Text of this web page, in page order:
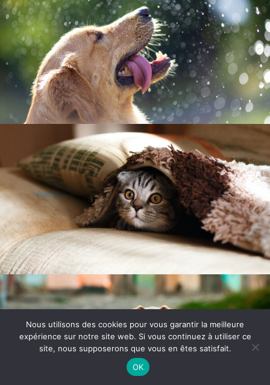
Article ajouté au panier
Nous utilisons des cookies pour vous garantir la meilleure
expérience sur notre site web. Si vous continuez à utiliser ce
site, nous supposerons que vous en êtes satisfait.
OK